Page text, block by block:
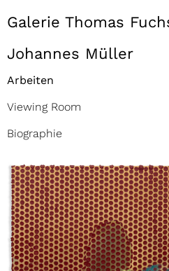
Galerie Thomas
Johannes Müller
Arbeiten
Viewing Room
Biographie